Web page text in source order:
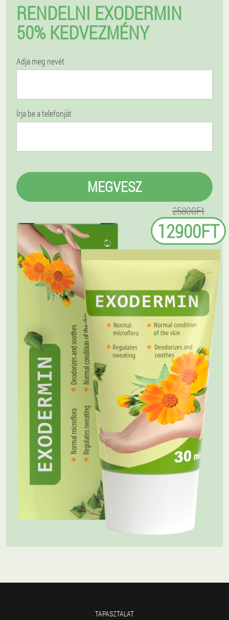
RENDELNI EXODERMIN
50% KEDVEZMÉNY
Adja meg nevét
Írja be a telefonját
MEGVESZ
25800Ft
12900FT
TAPASZTALAT